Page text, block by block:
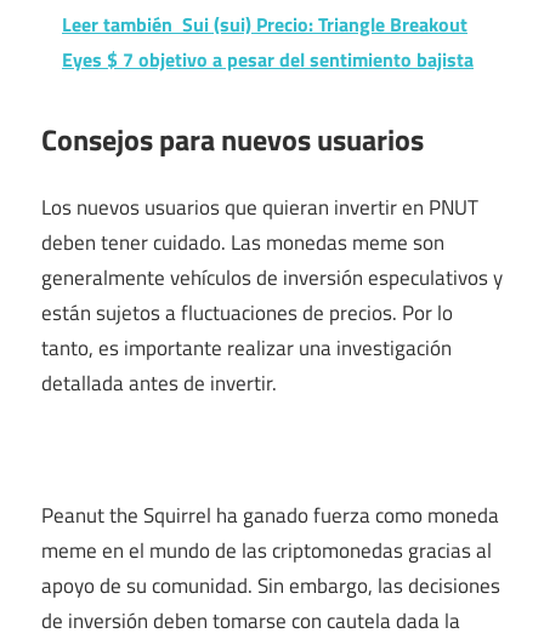
Leer también Sui (sui) Precio: Triangle Breakout
Eyes $ 7 objetivo a pesar del sentimiento bajista
Consejos para nuevos usuarios
Los nuevos usuarios que quieran invertir en PNUT
deben tener cuidado. Las monedas meme son
generalmente vehículos de inversión especulativos y
están sujetos a fluctuaciones de precios. Por lo
tanto, es importante realizar una investigación
detallada antes de invertir.
Peanut the Squirrel ha ganado fuerza como moneda
meme en el mundo de las criptomonedas gracias al
apoyo de su comunidad. Sin embargo, las decisiones
de inversión deben tomarse con cautela dada la